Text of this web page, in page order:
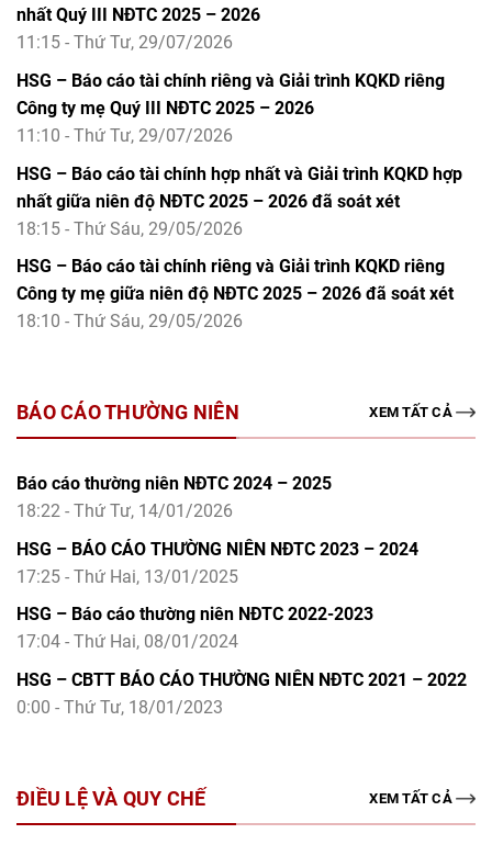
nhất Quý III NĐTC 2025 – 2026
11:15 - Thứ Tư, 29/07/2026
HSG – Báo cáo tài chính riêng và Giải trình KQKD riêng
Công ty mẹ Quý III NĐTC 2025 – 2026
11:10 - Thứ Tư, 29/07/2026
HSG – Báo cáo tài chính hợp nhất và Giải trình KQKD hợp
nhất giữa niên độ NĐTC 2025 – 2026 đã soát xét
18:15 - Thứ Sáu, 29/05/2026
HSG – Báo cáo tài chính riêng và Giải trình KQKD riêng
Công ty mẹ giữa niên độ NĐTC 2025 – 2026 đã soát xét
18:10 - Thứ Sáu, 29/05/2026
BÁO CÁO THƯỜNG NIÊN XEM TẤT CẢ
Báo cáo thường niên NĐTC 2024 – 2025
18:22 - Thứ Tư, 14/01/2026
HSG – BÁO CÁO THƯỜNG NIÊN NĐTC 2023 – 2024
17:25 - Thứ Hai, 13/01/2025
HSG – Báo cáo thường niên NĐTC 2022-2023
17:04 - Thứ Hai, 08/01/2024
HSG – CBTT BÁO CÁO THƯỜNG NIÊN NĐTC 2021 – 2022
0:00 - Thứ Tư, 18/01/2023
ĐIỀU LỆ VÀ QUY CHẾ XEM TẤT CẢ